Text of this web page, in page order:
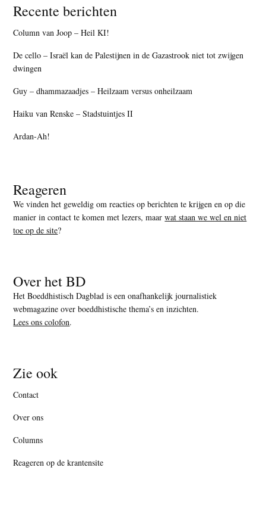
Recente berichten
Column van Joop – Heil KI!
De cello – Israël kan de Palestijnen in de Gazastrook niet tot zwijgen
dwingen
Guy – dhammazaadjes – Heilzaam versus onheilzaam
Haiku van Renske – Stadstuintjes II
Ardan-Ah!
Reageren
We vinden het geweldig om reacties op berichten te krijgen en op die
manier in contact te komen met lezers, maarwat staan we wel en niet
toe op de site?
Over het BD
Het Boeddhistisch Dagblad is een onafhankelijk journalistiek
webmagazine over boeddhistische thema’s en inzichten.
Lees ons colofon.
Zie ook
Contact
Over ons
Columns
Reageren op de krantensite